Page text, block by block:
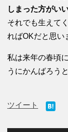
しまった方がい
それでも生えて
ればOKだと思い
私は来年の春頃
うにかんばろう
ツイート